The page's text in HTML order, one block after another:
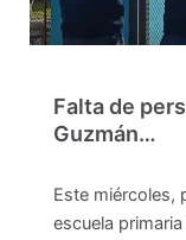
Falta de
Guzmán…
Este miércoles,
escuela